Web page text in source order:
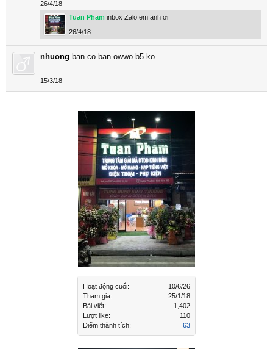
Hoạt động cuối:
10/6/26
Tham gia:
25/1/18
Bài viết:
1,402
Lượt like:
110
Điểm thành tích:
63
26/4/18
Tuan Pham inbox Zalo em anh ơi
26/4/18
nhuong ban co ban owwo b5 ko
15/3/18